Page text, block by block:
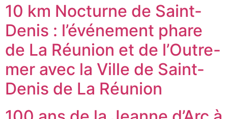
10 km Nocturne de Saint-
Denis : l’événement phare
de La Réunion et de l’Outre-
mer avec la Ville de Saint-
Denis de La Réunion